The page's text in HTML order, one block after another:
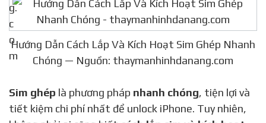
Hướng Dẫn Cách Lắp Và Kích Hoạt Sim Ghép Nhanh
Chóng — Nguồn: thaymanhinhdanang.com
Sim ghép là phương pháp nhanh chóng, tiện lợi và
tiết kiệm chi phí nhất để unlock iPhone. Tuy nhiên,